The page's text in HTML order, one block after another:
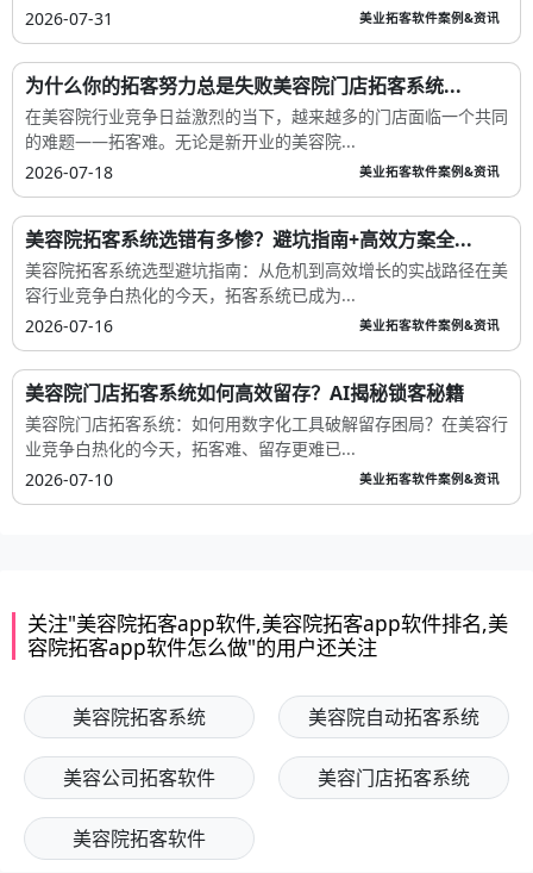
2026-07-31
美业拓客软件案例&资讯
为什么你的拓客努力总是失败美容院门店拓客系统...
在美容院行业竞争日益激烈的当下，越来越多的门店面临一个共同
的难题——拓客难。无论是新开业的美容院...
2026-07-18
美业拓客软件案例&资讯
美容院拓客系统选错有多惨？避坑指南+高效方案全...
美容院拓客系统选型避坑指南：从危机到高效增长的实战路径在美
容行业竞争白热化的今天，拓客系统已成为...
2026-07-16
美业拓客软件案例&资讯
美容院门店拓客系统如何高效留存？AI揭秘锁客秘籍
美容院门店拓客系统：如何用数字化工具破解留存困局？在美容行
业竞争白热化的今天，拓客难、留存更难已...
2026-07-10
美业拓客软件案例&资讯
关注"美容院拓客app软件,美容院拓客app软件排名,美
容院拓客app软件怎么做"的用户还关注
美容院拓客系统 美容院自动拓客系统
美容公司拓客软件 美容门店拓客系统
美容院拓客软件